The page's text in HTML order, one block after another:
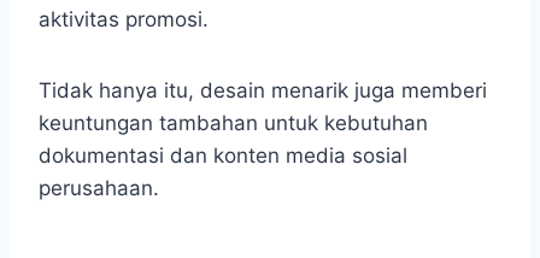
aktivitas promosi.
Tidak hanya itu, desain menarik juga memberi
keuntungan tambahan untuk kebutuhan
dokumentasi dan konten media sosial
perusahaan.